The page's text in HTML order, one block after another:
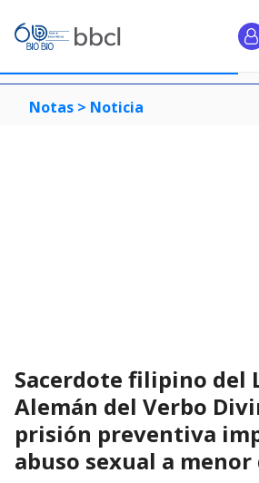
Notas > Noticia
Sacerdote filipino del
Alemán del Verbo
prisión preventiva
abuso sexual a menor